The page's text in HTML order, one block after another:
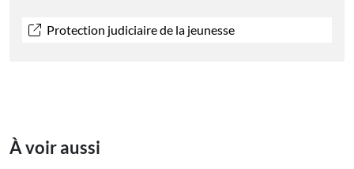
Protection judiciaire de la jeunesse
À voir aussi